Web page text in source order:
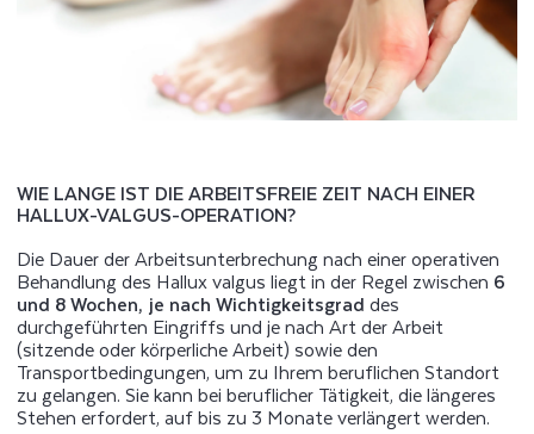
WIE LANGE IST DIE ARBEITSFREIE ZEIT NACH EINER
HALLUX-VALGUS-OPERATION?
Die Dauer der Arbeitsunterbrechung nach einer operativen
Behandlung des Hallux valgus liegt in der Regel zwischen 6
und 8 Wochen, je nach Wichtigkeitsgrad des
durchgeführten Eingriffs und je nach Art der Arbeit
(sitzende oder körperliche Arbeit) sowie den
Transportbedingungen, um zu Ihrem beruflichen Standort
zu gelangen. Sie kann bei beruflicher Tätigkeit, die längeres
Stehen erfordert, auf bis zu 3 Monate verlängert werden.